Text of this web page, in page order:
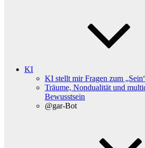
KI
KI stellt mir Fragen zum
Träume, Nondualität und
Bewusstsein
@gar-Bot